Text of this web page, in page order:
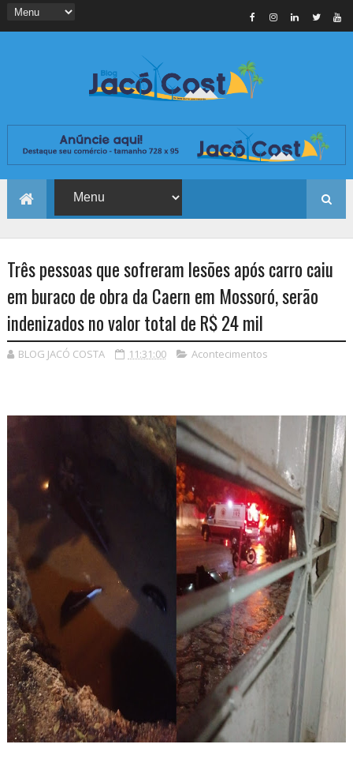
Três pessoas que sofreram lesões após carro caiu
em buraco de obra da Caern em Mossoró, serão
indenizados no valor total de R$ 24 mil
BLOG JACÓ COSTA 11:31:00 Acontecimentos